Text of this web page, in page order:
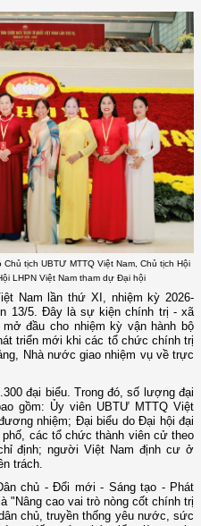
tịch UBTƯ MTTQ Việt Nam, Chủ tịch Hội
LHPN Việt Nam tham dự Đại hội
Nam lần thứ XI, nhiệm kỳ 2026-
13/5. Đây là sự kiện chính trị - xã
đầu cho nhiệm kỳ vận hành bộ
triển mới khi các tổ chức chính trị
Nhà nước giao nhiệm vụ về trực
đại biểu. Trong đó, số lượng đại
gồm: Ủy viên UBTƯ MTTQ Việt
nhiệm; Đại biểu do Đại hội đại
các tổ chức thành viên cử theo
định; người Việt Nam định cư ở
trách.
chủ - Đổi mới - Sáng tạo - Phát
"Nâng cao vai trò nòng cốt chính trị
chủ, truyền thống yêu nước, sức